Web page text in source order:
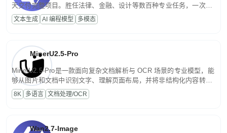
天交付完整项目。胜任法律、金融、设计等数百种专业任务，一次对
话端到端交付生产级成果。原生视觉理解贯穿规划、执行与验证全流
程，支持超长文档与长视频的深度语义解析。长程任务中自主规划与
文本生成 AI 编程模型 多模态
MinerU2.5-Pro
MinerU2.5-Pro是一款面向复杂文档解析与 OCR 场景的专业模型，能
够从图片和文档中识别文字、理解页面布局，并将非结构化内容转换
为便于存储、检索和二次处理的结构化结果。
8K 多语言 文档处理/OCR
Wan2.7-Image